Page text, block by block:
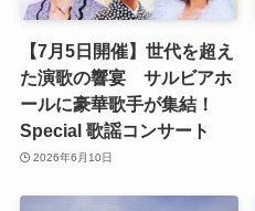
【7月5日開催】世代を超え
た演歌の響宴 サルビアホ
ールに豪華歌手が集結！
Special 歌謡コンサート
2026年6月10日